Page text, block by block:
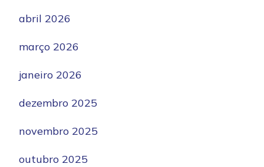
abril 2026
março 2026
janeiro 2026
dezembro 2025
novembro 2025
outubro 2025